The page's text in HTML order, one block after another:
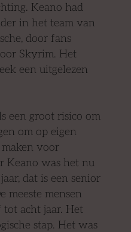
Keano had
in het team van
door fans
Skyrim. Het
een uitgelezen
een groot risico om
om op eigen
voor
Keano was het nu
dat is een senior
meeste mensen
acht jaar. Het
stap. Het was